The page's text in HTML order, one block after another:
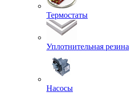
Термостаты
Уплотнительная резина
Насосы